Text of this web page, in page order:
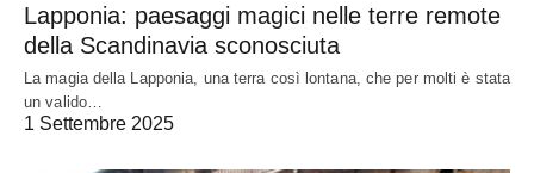
Lapponia: paesaggi magici nelle terre remote
della Scandinavia sconosciuta
La magia della Lapponia, una terra così lontana, che per molti è stata
un valido…
1 Settembre 2025